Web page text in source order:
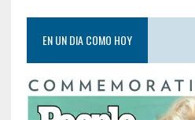
EN UN DIA COMO HOY